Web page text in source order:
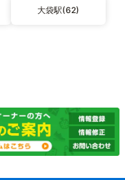
大袋駅(62)